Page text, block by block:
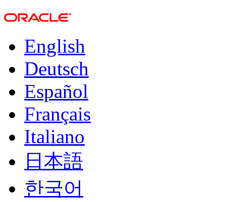
English
Deutsch
Español
Français
Italiano
日本語
한국어